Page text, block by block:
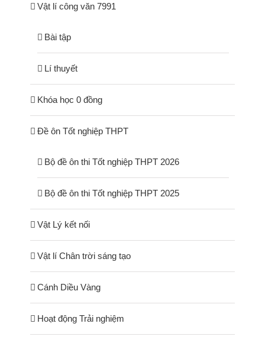
Vật lí công văn 7991
Bài tập
Lí thuyết
Khóa học 0 đồng
Đề ôn Tốt nghiệp THPT
Bộ đề ôn thi Tốt nghiệp THPT 2026
Bộ đề ôn thi Tốt nghiệp THPT 2025
Vật Lý kết nối
Vật lí Chân trời sáng tạo
Cánh Diều Vàng
Hoạt động Trải nghiệm